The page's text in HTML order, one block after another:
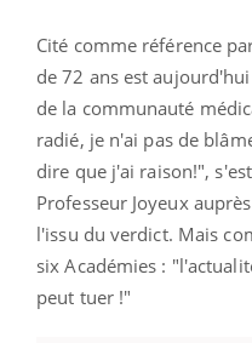
Cité comme référence
de 72 ans est
de la communauté
radié, je n'ai pas de
dire que j'ai raison!",
Professeur Joyeux
l'issu du verdict. Mais
six Académies :
peut tuer !"